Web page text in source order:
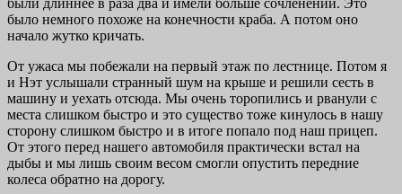
было немного похоже на конечности краба. А потом оно
начало жутко кричать.
От ужаса мы побежали на первый этаж по лестнице. Потом я
и Нэт услышали странный шум на крыше и решили сесть в
машину и уехать отсюда. Мы очень торопились и рванули с
места слишком быстро и это существо тоже кинулось в нашу
сторону слишком быстро и в итоге попало под наш прицеп.
От этого перед нашего автомобиля практически встал на
дыбы и мы лишь своим весом смогли опустить передние
колеса обратно на дорогу.